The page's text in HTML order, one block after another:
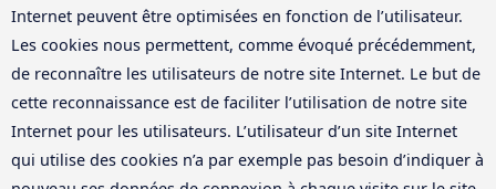
Internet peuvent être optimisées en fonction de l’utilisateur.
Les cookies nous permettent, comme évoqué précédemment,
de reconnaître les utilisateurs de notre site Internet. Le but de
cette reconnaissance est de faciliter l’utilisation de notre site
Internet pour les utilisateurs. L’utilisateur d’un site Internet
qui utilise des cookies n’a par exemple pas besoin d’indiquer à